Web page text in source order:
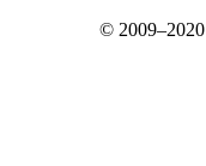
© 2009–2020